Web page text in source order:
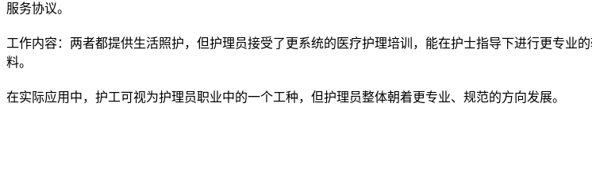
服务协议。
工作内容：两者都提供生活照护，但护理员接受了更系统的医疗护理培训，能在护士指导下进行更专业
料。
在实际应用中，护工可视为护理员职业中的一个工种，但护理员整体朝着更专业、规范的方向发展。